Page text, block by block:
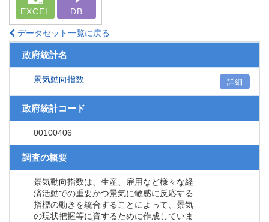
EXCEL DB
データセット一覧に戻る
政府統計名
景気動向指数 詳細
政府統計コード
00100406
調査の概要
景気動向指数は、生産、雇用など様々な経
済活動での重要かつ景気に敏感に反応する
指標の動きを統合することによって、景気
の現状把握等に資するために作成していま